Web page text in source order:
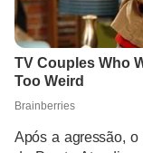
Após a agressão,